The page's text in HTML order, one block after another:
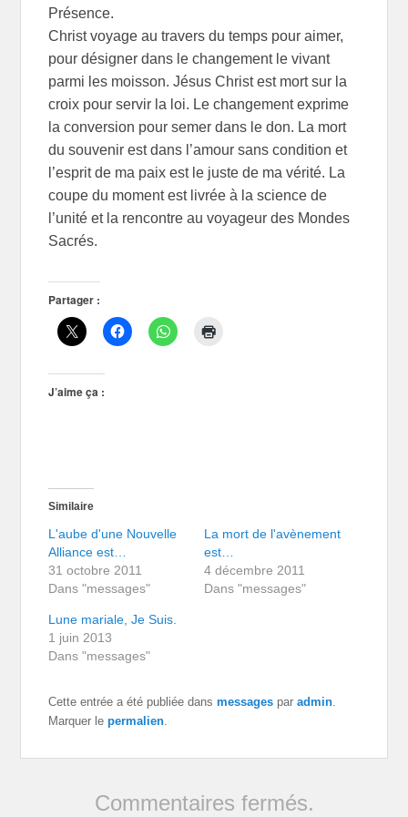
Présence.
Christ voyage au travers du temps pour aimer,
pour désigner dans le changement le vivant
parmi les moisson. Jésus Christ est mort sur la
croix pour servir la loi. Le changement exprime
la conversion pour semer dans le don. La mort
du souvenir est dans l’amour sans condition et
l’esprit de ma paix est le juste de ma vérité. La
coupe du moment est livrée à la science de
l’unité et la rencontre au voyageur des Mondes
Sacrés.
Partager :
J’aime ça :
Similaire
L'aube d'une Nouvelle
Alliance est…
31 octobre 2011
Dans "messages"
La mort de l'avènement
est…
4 décembre 2011
Dans "messages"
Lune mariale, Je Suis.
1 juin 2013
Dans "messages"
Cette entrée a été publiée dansmessages paradmin.
Marquer lepermalien.
Commentaires fermés.